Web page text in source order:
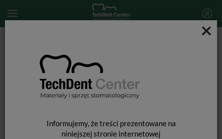
×
Informujemy, że treści prezentowane na
niniejszej stronie internetowej
SYSTEMY WIĄŻĄCE
Single Bond Universal DCA Dual Cure Activator / 5ml